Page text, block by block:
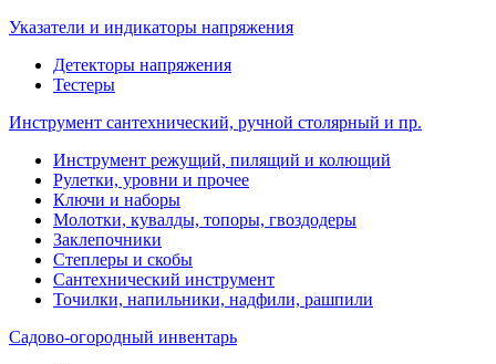
Указатели и индикаторы напряжения
Детекторы напряжения
Тестеры
Инструмент сантехнический, ручной столярный и пр.
Инструмент режущий, пилящий и колющий
Рулетки, уровни и прочее
Ключи и наборы
Молотки, кувалды, топоры, гвоздодеры
Заклепочники
Степлеры и скобы
Сантехнический инструмент
Точилки, напильники, надфили, рашпили
Садово-огородный инвентарь